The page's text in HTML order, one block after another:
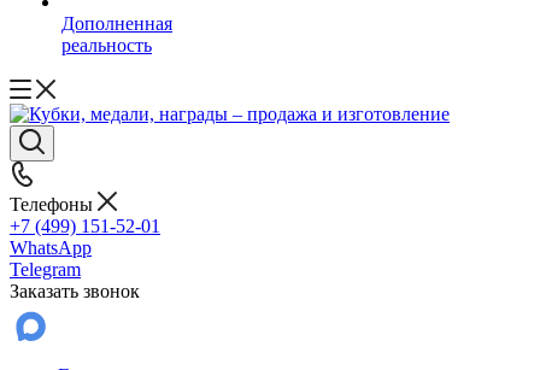
Дополненная
реальность
Телефоны
+7 (499) 151-52-01
WhatsApp
Telegram
Заказать звонок